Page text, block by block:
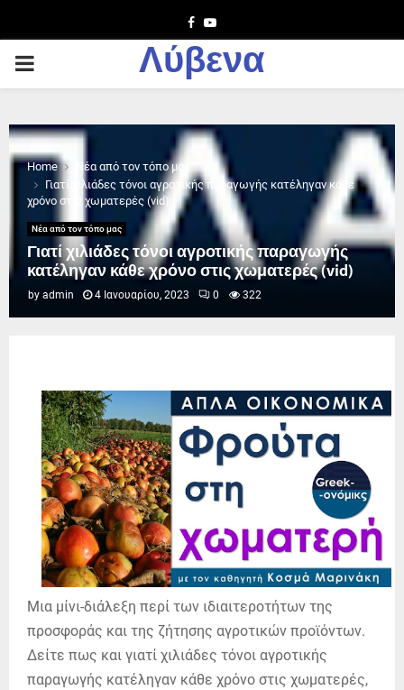
Facebook
Youtube
PRIMARY
Λύβενα
Home
Νέα από τον τόπο μας
Γιατί χιλιάδες τόνοι αγροτικής παραγωγής κατέληγαν κάθε
χρόνο στις χωματερές (vid)
Νέα από τον τόπο μας
Γιατί χιλιάδες τόνοι αγροτικής παραγωγής
κατέληγαν κάθε χρόνο στις χωματερές (vid)
by admin 4 Ιανουαρίου, 2023 0 322
Μια μίνι-διάλεξη περί των ιδιαιτεροτήτων της
προσφοράς και της ζήτησης αγροτικών προϊόντων.
Δείτε πως και γιατί χιλιάδες τόνοι αγροτικής
παραγωγής κατέληγαν κάθε χρόνο στις χωματερές,